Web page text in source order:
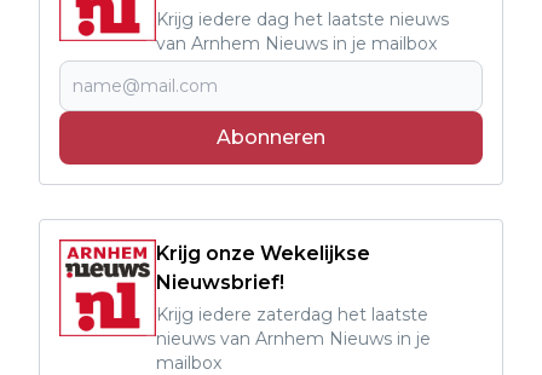
Krijg iedere dag het laatste nieuws
van Arnhem Nieuws in je mailbox
Abonneren
Krijg onze Wekelijkse
Nieuwsbrief!
Krijg iedere zaterdag het laatste
nieuws van Arnhem Nieuws in je
mailbox